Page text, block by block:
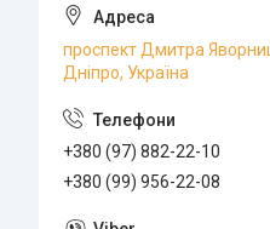
проспект Дмитра
Дніпро, Україна
+380 (97) 882-22-10
+380 (99) 956-22-08